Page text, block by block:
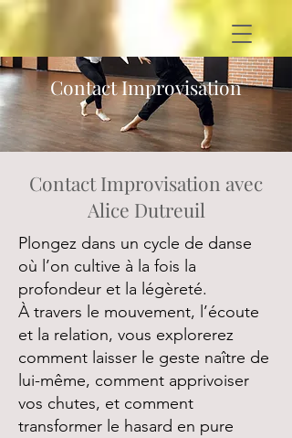
Contact Improvisation
Contact Improvisation avec
Alice Dutreuil
Plongez dans un cycle de danse
où l’on cultive à la fois la
profondeur et la légèreté.
À travers le mouvement, l’écoute
et la relation, vous explorerez
comment laisser le geste naître de
lui-même, comment apprivoiser
vos chutes, et comment
transformer le hasard en pure